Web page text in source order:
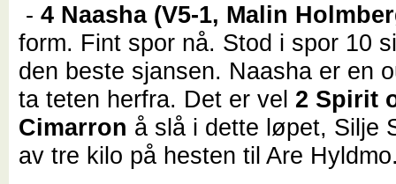
-4 Naasha (V5-1, Malin
form. Fint spor nå. Stod i spor 10
den beste sjansen. Naasha er en
ta teten herfra. Det er vel 2 Spirit
Cimarron å slå i dette løpet, Silje
av tre kilo på hesten til Are